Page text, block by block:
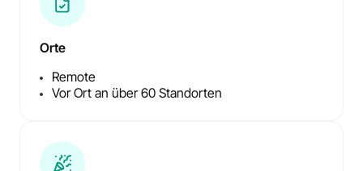
Orte
Remote
Vor Ort an über 60 Standorten